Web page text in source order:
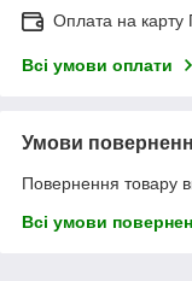
Оплата на карту
Всі умови оплати
Умови
Повернення товару
Всі умови